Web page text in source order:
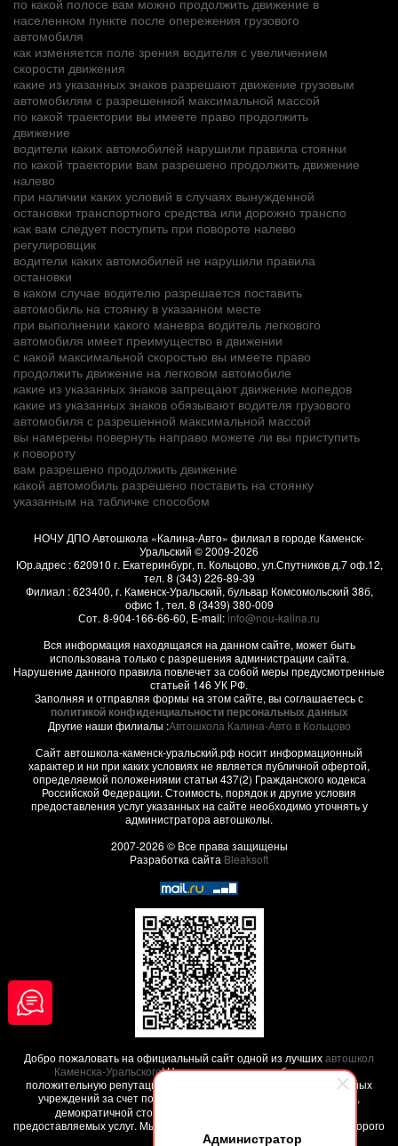
Администратор
по какой полосе вам можно продолжить движение в
населенном пункте после опережения грузового
автомобиля
как изменяется поле зрения водителя с увеличением
скорости движения
какие из указанных знаков разрешают движение грузовым
автомобилям с разрешенной максимальной массой
по какой траектории вы имеете право продолжить
движение
водители каких автомобилей нарушили правила стоянки
по какой траектории вам разрешено продолжить движение
налево
при наличии каких условий в случаях вынужденной
остановки транспортного средства или дорожно транспо
как вам следует поступить при повороте налево
регулировщик
водители каких автомобилей не нарушили правила
остановки
в каком случае водителю разрешается поставить
автомобиль на стоянку в указанном месте
при выполнении какого маневра водитель легкового
автомобиля имеет преимущество в движении
с какой максимальной скоростью вы имеете право
продолжить движение на легковом автомобиле
какие из указанных знаков запрещают движение мопедов
какие из указанных знаков обязывают водителя грузового
автомобиля с разрешенной максимальной массой
вы намерены повернуть направо можете ли вы приступить
к повороту
вам разрешено продолжить движение
какой автомобиль разрешено поставить на стоянку
указанным на табличке способом
НОЧУ ДПО Автошкола «Калина-Авто» филиал в городе Каменск-
Уральский © 2009-2026
Юр.адрес :620910 г. Екатеринбург, п. Кольцово, ул.Спутников д.7 оф.12,
тел. 8 (343) 226-89-39
Филиал :623400, г. Каменск-Уральский, бульвар Комсомольский 38б,
офис 1, тел. 8 (3439) 380-009
Сот. 8-904-166-66-60, E-mail:info@nou-kalina.ru
Вся информация находящаяся на данном сайте, может быть
использована только с разрешения администрации сайта.
Нарушение данного правила повлечет за собой меры предусмотренные
статьей 146 УК РФ.
Заполняя и отправляя формы на этом сайте, вы соглашаетесь с
политикой конфиденциальности персональных данных
Другие наши филиалы :Автошкола Калина-Авто в Кольцово
Сайт автошкола-каменск-уральский.рф носит информационный
характер и ни при каких условиях не является публичной офертой,
определяемой положениями статьи 437(2) Гражданского кодекса
Российской Федерации. Стоимость, порядок и другие условия
предоставления услуг указанных на сайте необходимо уточнять у
администратора автошколы.
2007-2026 © Все права защищены
Разработка сайта Bleaksoft
Добро пожаловать на официальный сайт одной из лучшихавтошкол
Каменска-Уральского! Наша автошкола заработала свою
положительную репутацию среди других похожих образовательных
учреждений за счет положительных
,
демократичной стоимости обучения и высокого качества
предоставляемых услуг. Мы поможем вам обучиться на права - недорого
и качественно !